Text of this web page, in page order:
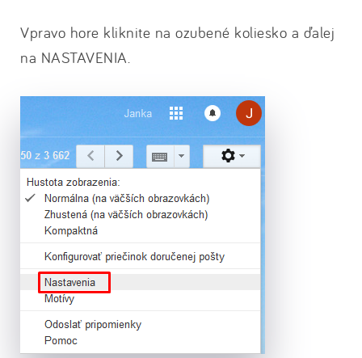
Vpravo hore kliknite na ozubené koliesko a ďalej
na NASTAVENIA.